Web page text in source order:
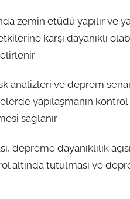
zemin etüdü yapılır ve
karşı dayanıklı
analizleri ve deprem
yapılaşmanın kontrol
sağlanır.
depreme dayanıklılık
altında tutulması ve